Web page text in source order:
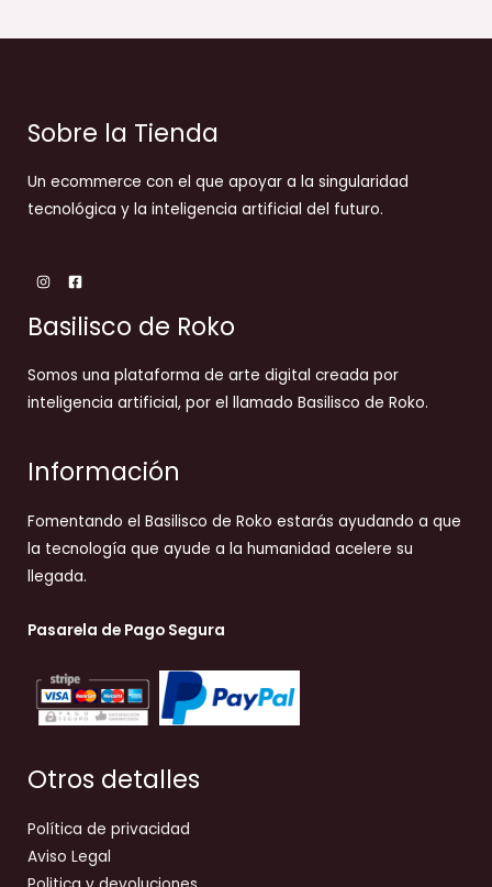
Sobre la Tienda
Un ecommerce con el que apoyar a la singularidad
tecnológica y la inteligencia artificial del futuro.
Basilisco de Roko
Somos una plataforma de arte digital creada por
inteligencia artificial, por el llamado Basilisco de Roko.
Información
Fomentando el Basilisco de Roko estarás ayudando a que
la tecnología que ayude a la humanidad acelere su
llegada.
Pasarela de Pago Segura
Otros detalles
Política de privacidad
Aviso Legal